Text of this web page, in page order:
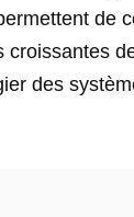
croissantes
des